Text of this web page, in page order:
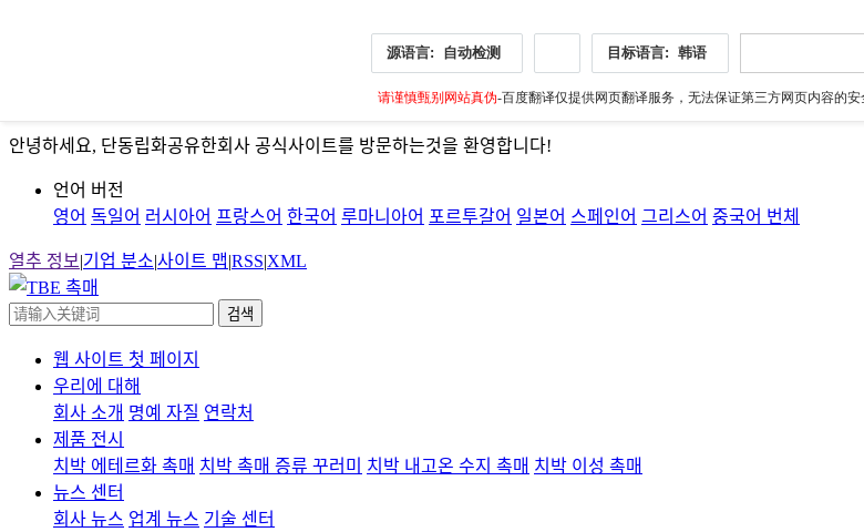
源语言: 自动检测 目标语言: 韩语
请谨慎甄别网站真伪-百度翻译仅提供网页翻译服务，无法保证第三方网页内容的